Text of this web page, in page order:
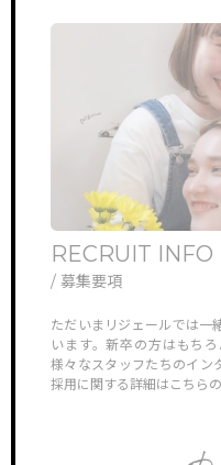
RECRUIT INFO
/ 募集要項
ただいまリジェールでは一
います。新卒の方はもち
様々なスタッフたちのイン
採用に関する詳細はこちら